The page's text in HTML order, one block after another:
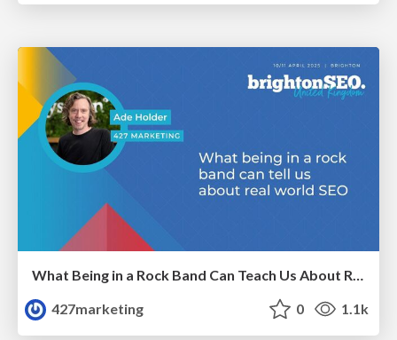
What Being in a Rock Band Can Teach Us About Real World SEO
427marketing
0 1.1k